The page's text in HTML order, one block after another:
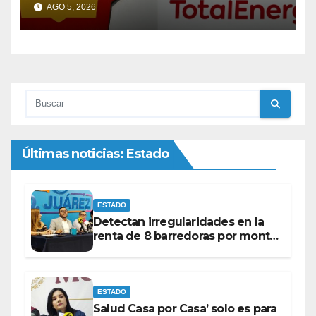
minuto
AGO 5, 2026
Últimas noticias: Estado
ESTADO
Detectan irregularidades en la
renta de 8 barredoras por monto
ESTADO
Salud Casa por Casa’ solo es para